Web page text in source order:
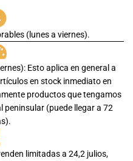
(lunes a viernes).
Esto aplica en general a
en stock inmediato en
productos que tengamos
peninsular (puede llegar a 72
limitadas a 24,2 julios,